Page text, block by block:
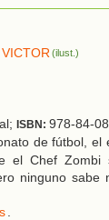
(ilust.)
ISBN: 978-84-
de fútbol, el
el Chef Zombi
ninguno sabe
.